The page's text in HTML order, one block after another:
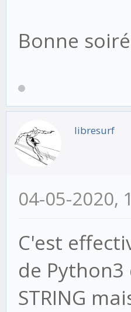
]
Bonne
libresurf
04-05-2020,
C'est
de
STRING